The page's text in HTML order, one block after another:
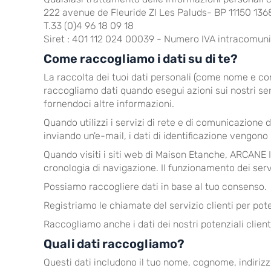
222 avenue de Fleuride ZI Les Paluds- BP 11150
T.33 (0)4 96 18 09 18
Siret : 401 112 024 00039 - Numero IVA
Come raccogliamo i dati su di te?
La raccolta dei tuoi dati personali (come nome e
raccogliamo dati quando esegui azioni sui nostri
fornendoci altre informazioni.
Quando utilizzi i servizi di rete e di comunicazione
inviando un'e-mail, i dati di identificazione
Quando visiti i siti web di Maison Etanche,
cronologia di navigazione. Il funzionamento dei
Possiamo raccogliere dati in base al tuo consenso.
Registriamo le chiamate del servizio clienti per
Raccogliamo anche i dati dei nostri potenziali
Quali dati raccogliamo?
Questi dati includono il tuo nome, cognome,